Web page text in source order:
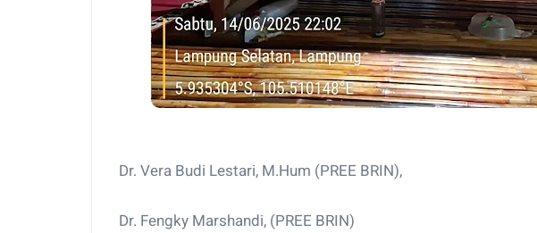
Dr. Vera Budi Lestari, M.Hum (PREE BRIN),
Dr. Fengky Marshandi, (PREE BRIN)